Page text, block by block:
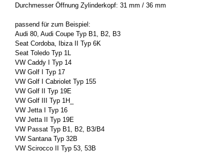
Durch­mes­ser Öff­nung Zy­lin­der­kopf: 31 mm / 36 mm
pas­send für zum Bei­spiel:
Audi 80, Audi Coupe Typ B1, B2, B3
Seat Cor­do­ba, Ibiza II Typ 6K
Seat To­le­do Typ 1L
VW Caddy I Typ 14
VW Golf I Typ 17
VW Golf I Ca­brio­let Typ 155
VW Golf II Typ 19E
VW Golf III Typ 1H_
VW Jetta I Typ 16
VW Jetta II Typ 19E
VW Pas­sat Typ B1, B2, B3/B4
VW San­ta­na Typ 32B
VW Sci­roc­co II Typ 53, 53B